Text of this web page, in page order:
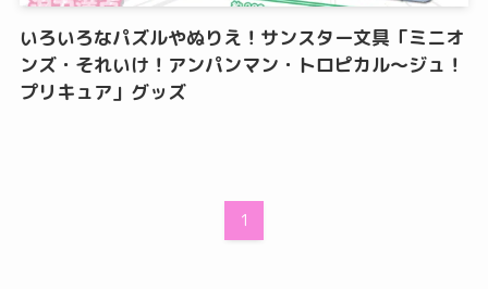
いろいろなパズルやぬりえ！サンスター文具「ミニオ
ンズ・それいけ！アンパンマン・トロピカル～ジュ！
プリキュア」グッズ
1